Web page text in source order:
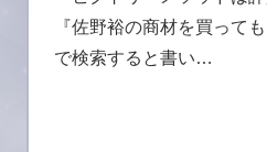
『佐野裕の商材を買っ
で検索すると書い…